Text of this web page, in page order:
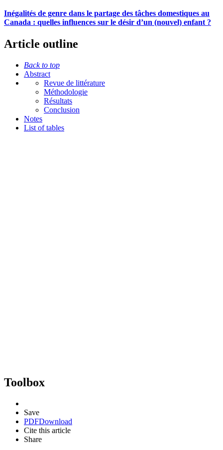
Inégalités de genre dans le partage des tâches domestiques au
Canada : quelles influences sur le désir d’un (nouvel) enfant ?
Article outline
Back to top
Abstract
Revue de littérature
Méthodologie
Résultats
Conclusion
Notes
List of tables
Toolbox
Save
PDFDownload
Cite this article
Share